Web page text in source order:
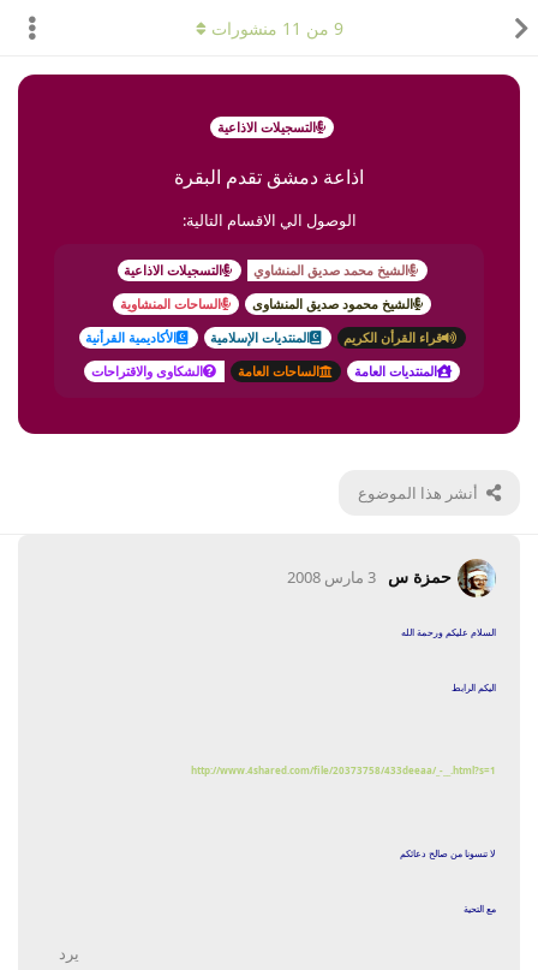
التسجيلات الاذاعية
اذاعة دمشق تقدم البقرة
الوصول الي الاقسام التالية:
الشيخ محمد صديق المنشاوي
التسجيلات الاذاعية
الشيخ محمود صديق المنشاوى
الساحات المنشاوية
قراء القرأن الكريم
المنتديات الإسلامية
الأكاديمية القرأنية
المنتديات العامة
الساحات العامة الشكاوى والاقتراحات
أنشر هذا الموضوع
9 من 11 منشورات
حمزة س 3 مارس 2008
السلام عليكم ورحمة الله
اليكم الرابط
http://www.4shared.com/file/20373758/433deeaa/_-__.html?s=1
لا تنسونا من صالح دعائكم
مع التحية
يرد